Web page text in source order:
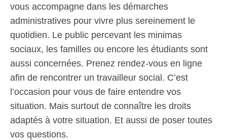
vous accompagne dans les démarches
administratives pour vivre plus sereinement le
quotidien. Le public percevant les minimas
sociaux, les familles ou encore les étudiants sont
aussi concernées. Prenez rendez-vous en ligne
afin de rencontrer un travailleur social. C’est
l’occasion pour vous de faire entendre vos
situation. Mais surtout de connaître les droits
adaptés à votre situation. Et aussi de poser toutes
vos questions.